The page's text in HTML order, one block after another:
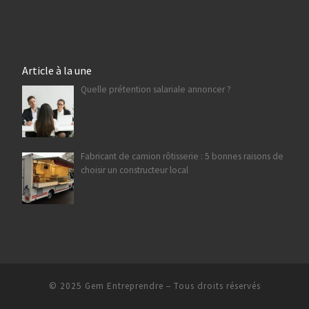
Article à la une
Quelle prétention salariale annoncer ?
Fabricant de camion rôtisserie : 5 bonnes raisons de
choisir un constructeur local
© 2025 Gem Entreprendre – Tous droits réservés